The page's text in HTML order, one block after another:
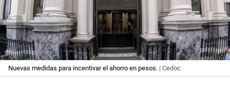
Nuevas medidas para incentivar el ahorro en pesos. | Cedoc